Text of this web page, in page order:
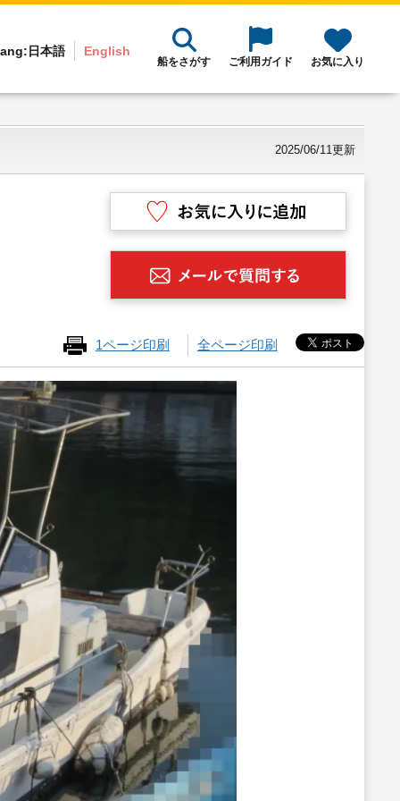
日本語 English
船をさがす ご利用ガイド お気に入り
2025/06/11更新
1ページ印刷 全ページ印刷